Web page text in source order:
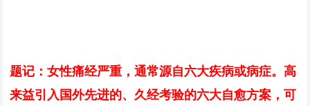
题记：女性痛经严重，通常源自六大疾病或病症。高
来益引入国外先进的、久经考验的六大自愈方案，可